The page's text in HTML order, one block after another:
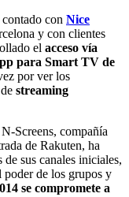
con Nice
y con clientes
el acceso vía
para Smart TV de
por ver los
streaming
Screens, compañía
de Rakuten, ha
sus canales iniciales,
poder de los grupos y
se compromete a